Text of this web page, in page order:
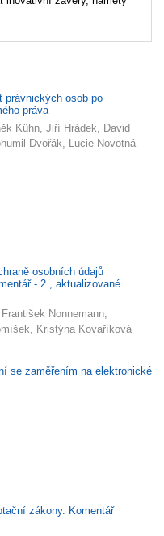
právnických osob po
práva
Kühn, Jiří Hrádek, David
Dvořák, Lucie Novotná
osobních údajů
- 2., aktualizované
Nonnemann,
Kristýna Kovaříková
se zaměřením na elektronické
zákony. Komentář